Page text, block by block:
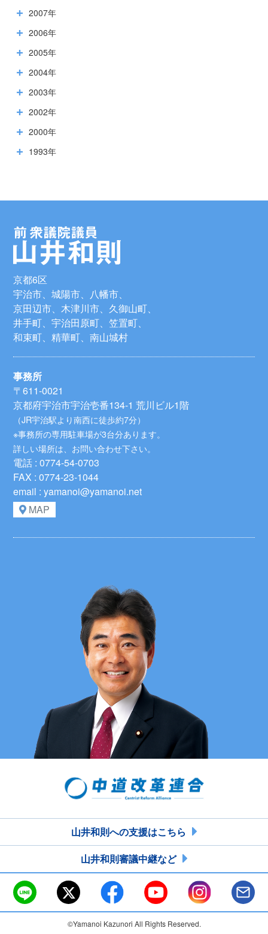
2007年
2006年
2005年
2004年
2003年
2002年
2000年
1993年
京都6区
宇治市、城陽市、八幡市、
京田辺市、木津川市、久御山町、
井手町、宇治田原町、笠置町、
和束町、精華町、南山城村
事務所
〒611-0021
京都府宇治市宇治壱番134-1 荒川ビル1階
（JR宇治駅より南西に徒歩約7分）
※事務所の専用駐車場が3台分あります。
詳しい場所は、お問い合わせ下さい。
電話 : 0774-54-0703
FAX : 0774-23-1044
email : yamanoi@yamanoi.net
MAP
山井和則への支援はこちら
山井和則審議中継など
©Yamanoi Kazunori All Rights Reserved.